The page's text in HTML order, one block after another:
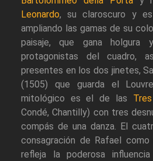
Leonardo, su claroscuro y
ampliando las gamas de su
paisaje, que gana holgura
protagonistas del cuadro,
presentes en los dos jinetes,
(1505) que guarda el
mitológico es el de las
Condé, Chantilly) con tres
compás de una danza. El
consagración de Rafael
refleja la poderosa